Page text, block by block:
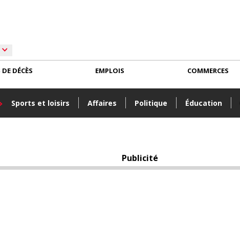
Sports et loisirs Affaires Politique Éducation
DÉCÈS EMPLOIS COMMERCES
Publicité